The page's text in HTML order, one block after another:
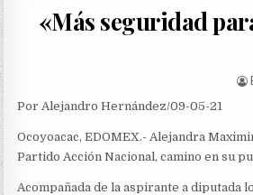
«Más seguridad
Por Alejandro Hernández/09-05-21
Ocoyoacac, EDOMEX.- Alejandra
Partido Acción Nacional, camino en su
Acompañada de la aspirante a diputada